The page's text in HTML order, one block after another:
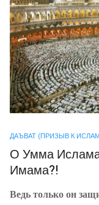
ДАЪВАТ (ПРИЗЫВ К
О Умма
Имама?!
Ведь только он